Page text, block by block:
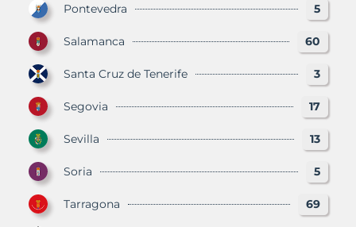
Pontevedra 5
Salamanca 60
Santa Cruz de Tenerife 3
Segovia 17
Sevilla 13
Soria 5
Tarragona 69